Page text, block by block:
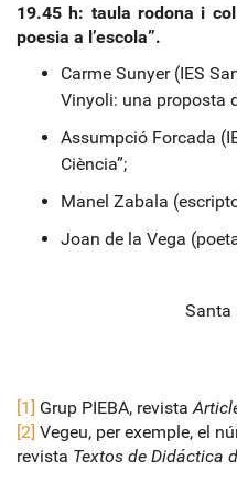
19.45 h: taula rodona i
poesia a l’escola”.
Carme Sunyer (IES
Vinyoli: una proposta
Assumpció Forcada
Ciència”;
Manel Zabala
Joan de la Vega
Santa
[1] Grup PIEBA, revista
[2] Vegeu, per exemple, el
revista Textos de Didáctica